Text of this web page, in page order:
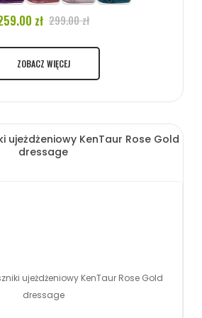
zł 299.00 zł
ZOBACZ WIĘCEJ
ujeżdżeniowy KenTaur Rose Gold
dressage